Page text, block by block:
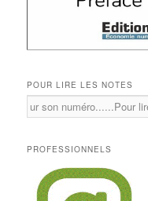
POUR LIRE LES NOTES
PROFESSIONNELS